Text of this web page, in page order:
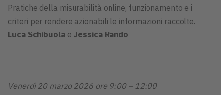
Pratiche della misurabilità online, funzionamento e i
criteri per rendere azionabili le informazioni raccolte.
Luca Schibuola e Jessica Rando
Venerdì 20 marzo 2026 ore 9:00 – 12:00